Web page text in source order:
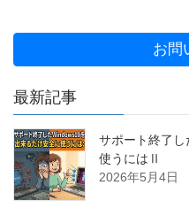
お問
最新記事
サポート終了
使うにはⅡ
2026年5月4日